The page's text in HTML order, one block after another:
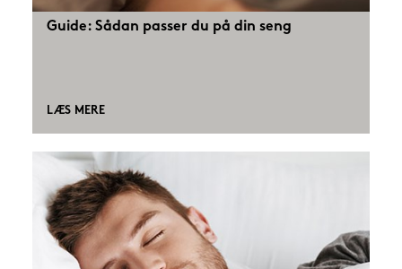
Guide: Sådan passer du på din seng
LÆS MERE